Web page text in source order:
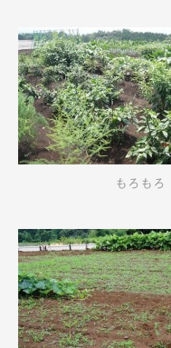
もろもろ